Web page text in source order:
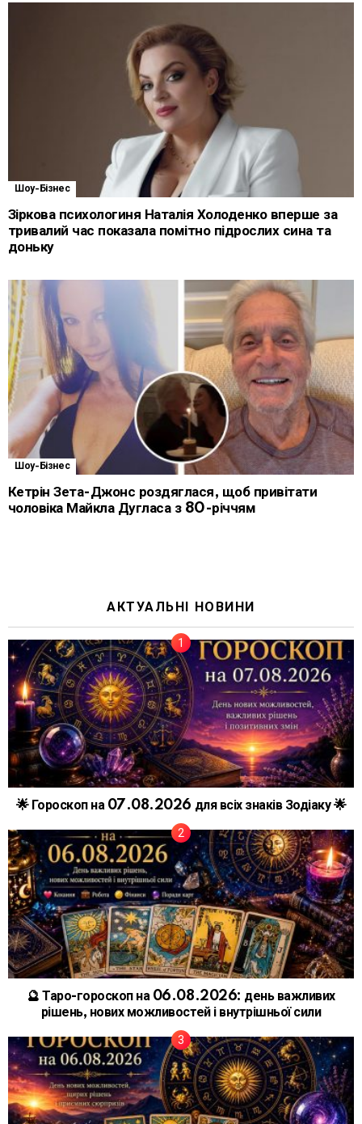
Шоу-Бізнес
Зіркова психологиня Наталія Холоденко вперше за
тривалий час показала помітно підрослих сина та
доньку
Шоу-Бізнес
Кетрін Зета-Джонс роздяглася, щоб привітати
чоловіка Майкла Дугласа з 80-річчям
АКТУАЛЬНІ НОВИНИ
🌟 Гороскоп на 07.08.2026 для всіх знаків Зодіаку 🌟
🔮 Таро-гороскоп на 06.08.2026: день важливих
рішень, нових можливостей і внутрішньої сили